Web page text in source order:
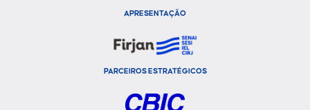
APRESENTAÇÃO
PARCEIROS ESTRATÉGICOS